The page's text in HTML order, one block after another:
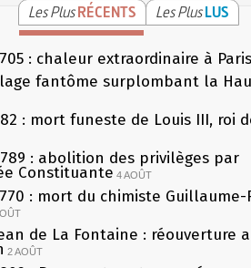
Les PlusRÉCENTS Les PlusLUS
: chaleur extraordinaire à Paris
fantôme surplombant la
: mort funeste de Louis III, roi
: abolition des privilèges par
Constituante 4 AOÛT
: mort du chimiste Guillaume-
de La Fontaine : réouverture
2 AOÛT